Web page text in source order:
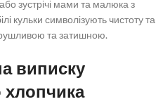
зустрічі мами та малюка з
кульки символізують чистоту та
та затишною.
виписку